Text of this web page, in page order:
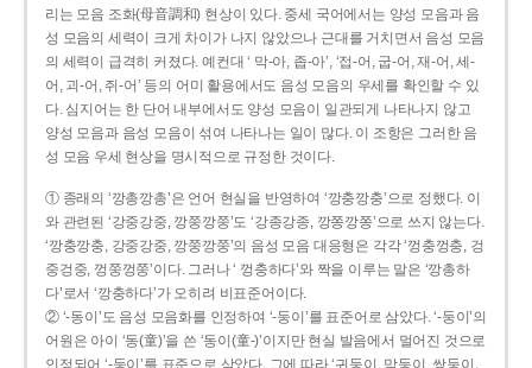
리는 모음 조화(母音調和) 현상이 있다. 중세 국어에서는 양성 모음과 음
성 모음의 세력이 크게 차이가 나지 않았으나 근대를 거치면서 음성 모음
의 세력이 급격히 커졌다. 예컨대 ‘ 막-아, 좁-아’, ‘접-어, 굽-어, 재-어, 세-
어, 괴-어, 쥐-어’ 등의 어미 활용에서도 음성 모음의 우세를 확인할 수 있
다. 심지어는 한 단어 내부에서도 양성 모음이 일관되게 나타나지 않고
양성 모음과 음성 모음이 섞여 나타나는 일이 많다. 이 조항은 그러한 음
성 모음 우세 현상을 명시적으로 규정한 것이다.
① 종래의 ‘깡총깡총’은 언어 현실을 반영하여 ‘깡충깡충’으로 정했다. 이
와 관련된 ‘강중강중, 깡쭝깡쭝’도 ‘강종강종, 깡쫑깡쫑’으로 쓰지 않는다.
‘깡충깡충, 강중강중, 깡쭝깡쭝’의 음성 모음 대응형은 각각 ‘껑충껑충, 겅
중겅중, 껑쭝껑쭝’이다. 그러나 ‘ 껑충하다’와 짝을 이루는 말은 ‘깡총하
다’로서 ‘깡충하다’가 오히려 비표준어이다.
② ‘-동이’도 음성 모음화를 인정하여 ‘-둥이’를 표준어로 삼았다. ‘-둥이’의
어원은 아이 ‘동(童)’을 쓴 ‘동이(童-)’이지만 현실 발음에서 멀어진 것으로
인정되어 ‘-둥이’를 표준으로 삼았다. 그에 따라 ‘귀둥이, 막둥이, 쌍둥이,